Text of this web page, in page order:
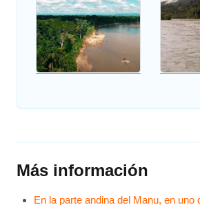
Más información
En la parte andina del Manu, en uno